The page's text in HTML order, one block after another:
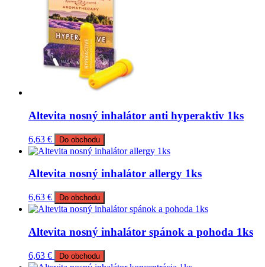
Altevita nosný inhalátor anti hyperaktiv 1ks
6,63 € Do obchodu
Altevita nosný inhalátor allergy 1ks
6,63 € Do obchodu
Altevita nosný inhalátor spánok a pohoda 1ks
6,63 € Do obchodu